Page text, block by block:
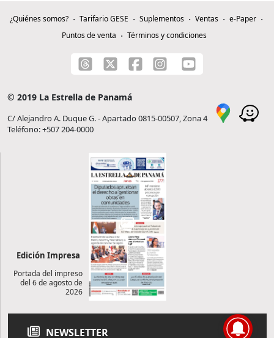
¿Quiénes somos? Tarifario GESE Suplementos Ventas
e-Paper
Puntos de venta
Términos y condiciones
© 2019 La Estrella de Panamá
C/ Alejandro A. Duque G. - Apartado 0815-00507, Zona 4
Teléfono: +507 204-0000
Edición Impresa
Portada del impreso
del 6 de agosto de
2026
NEWSLETTER